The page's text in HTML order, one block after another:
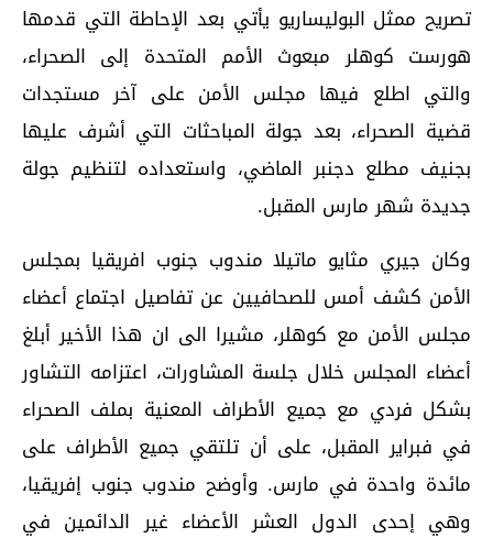
تصريح ممثل البوليساريو يأتي بعد الإحاطة التي قدمها
هورست كوهلر مبعوث الأمم المتحدة إلى الصحراء،
والتي اطلع فيها مجلس الأمن على آخر مستجدات
قضية الصحراء، بعد جولة المباحثات التي أشرف عليها
بجنيف مطلع دجنبر الماضي، واستعداده لتنظيم جولة
جديدة شهر مارس المقبل.
وكان جيري مثايو ماتيلا مندوب جنوب افريقيا بمجلس
الأمن كشف أمس للصحافيين عن تفاصيل اجتماع أعضاء
مجلس الأمن مع كوهلر، مشيرا الى ان هذا الأخير أبلغ
أعضاء المجلس خلال جلسة المشاورات، اعتزامه التشاور
بشكل فردي مع جميع الأطراف المعنية بملف الصحراء
في فبراير المقبل، على أن تلتقي جميع الأطراف على
مائدة واحدة في مارس. وأوضح مندوب جنوب إفريقيا،
وهي إحدى الدول العشر الأعضاء غير الدائمين في